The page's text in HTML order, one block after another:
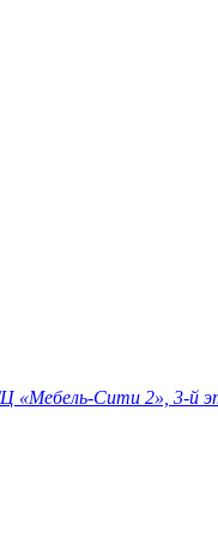
«Мебель-Сити 2», 3-й